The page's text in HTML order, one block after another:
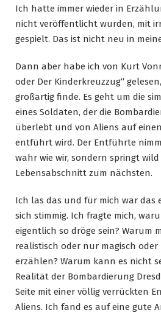
Ich hatte immer wieder in
nicht veröffentlicht wurden, mit
gespielt. Das ist nicht neu in
Dann aber habe ich von Kurt
oder Der Kinderkreuzzug“
großartig finde. Es geht um die
eines Soldaten, der die
überlebt und von Aliens auf
entführt wird. Der Entführte
wahr wie wir, sondern springt wild
Lebensabschnitt zum nächsten.
Ich las das und für mich war das
sich stimmig. Ich fragte mich,
eigentlich so dröge sein? Warum
realistisch oder nur magisch
erzählen? Warum kann es nicht
Realität der Bombardierung
Seite mit einer völlig verrückten
Aliens. Ich fand es auf eine gute